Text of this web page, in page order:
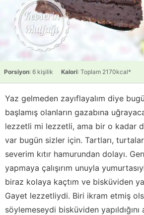
Porsiyon: 6 kişilik Kalori: Toplam 2170kcal*
Yaz gelmeden zayıflayalım diye
başlamış olanların gazabına
lezzetli mi lezzetli, ama bir o kadar
var bugün sizler için. Tartları,
severim kıtır hamurundan dolayı.
yapmaya çalışırım unuyla
biraz kolaya kaçtım ve bisküviden
Gayet lezzetliydi. Biri ikram etmiş
söylemeseydi bisküviden yapıldığını